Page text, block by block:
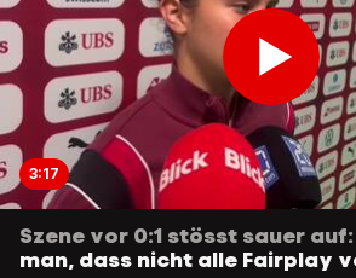
3:17
Szene vor 0:1 stösst sauer auf:
man, dass nicht alle Fairplay